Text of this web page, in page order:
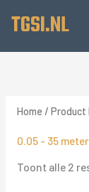
naarTGSI.NL
Home / Product
0.05 - 35 meter
Toont alle 2